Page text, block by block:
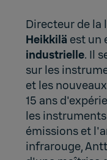
Directeur de
Heikkilä est un
industrielle. Il
sur les
et les
15 ans
les
émissions et
infrarouge,